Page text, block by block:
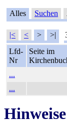
Alles Suchen
|< < > >|
Lfd-
Nr
Seite im
...
...